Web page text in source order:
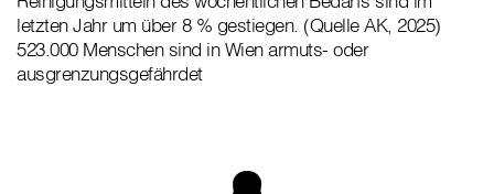
letzten Jahr um über 8 % gestiegen. (Quelle AK, 2025)
523.000 Menschen sind in Wien armuts- oder
ausgrenzungsgefährdet